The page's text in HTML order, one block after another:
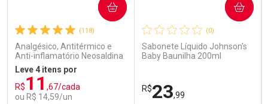
(118)
Analgésico, Antitérmico e
Anti-inflamatório Neosaldina
30mg + 300mg + 30mg 10
Drágeas
Leve 4 itens por
R$11 ,67/cada
ou R$ 14,59/un
COMPRAR
(0)
Sabonete Líquido Johnson's
Baby Baunilha 200ml
R$23,99
COMPRAR